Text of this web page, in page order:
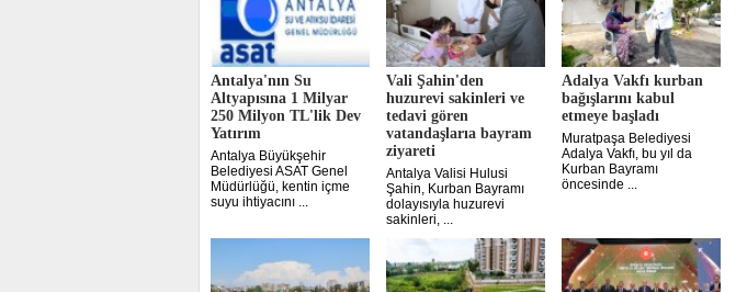
Antalya'nın Su
Altyapısına 1 Milyar
250 Milyon TL'lik Dev
Yatırım
Antalya Büyükşehir
Belediyesi ASAT Genel
Müdürlüğü, kentin içme
suyu ihtiyacını ...
Vali Şahin'den
huzurevi sakinleri ve
tedavi gören
vatandaşlarıa bayram
ziyareti
Antalya Valisi Hulusi
Şahin, Kurban Bayramı
dolayısıyla huzurevi
sakinleri, ...
Adalya Vakfı kurban
bağışlarını kabul
etmeye başladı
Muratpaşa Belediyesi
Adalya Vakfı, bu yıl da
Kurban Bayramı
öncesinde ...